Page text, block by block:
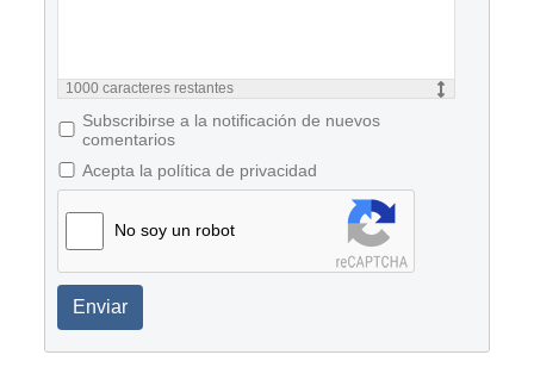
1000 caracteres restantes
Subscribirse a la notificación de nuevos
comentarios
Acepta la política de privacidad
No soy un robot
Enviar